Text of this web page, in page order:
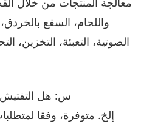
واللحام، السفع
الصوتية، التعبئة، التخزين،
س: هل